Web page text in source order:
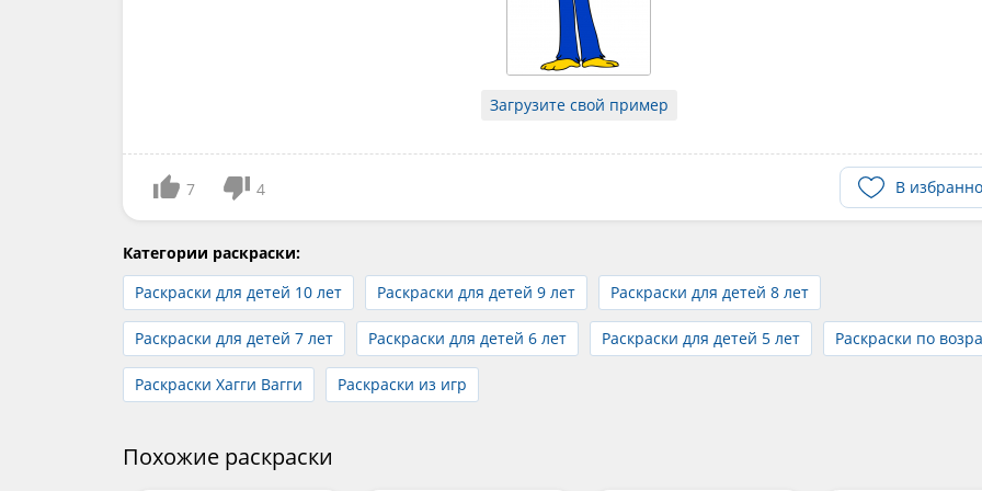
Загрузите свой пример
7 4 В
Категории раскраски:
Раскраски для детей 10 лет
Раскраски для детей 9 лет Раскраски для детей 8 лет
Раскраски для детей 7 лет Раскраски для детей 6 лет Раскраски для детей 5 лет Раскраски по
Раскраски Хагги Вагги Раскраски из игр
Похожие раскраски